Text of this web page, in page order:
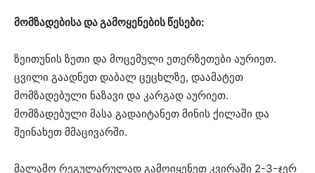
მომზადებისა და გამოყენების წესები:
ზეითუნის ზეთი და მოცემული ეთერზეთები აურიეთ.
ცვილი გაადნეთ დაბალ ცეცხლზე, დაამატეთ
მომზადებული ნაზავი და კარგად აურიეთ.
მომზადებული მასა გადაიტანეთ მინის ქილაში და
შეინახეთ მმაცივარში.
მალამო რეგულარულად გამოიყენეთ კვირაში 2-3-ჯერ